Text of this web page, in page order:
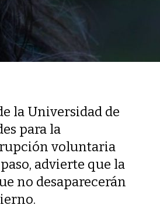
la Universidad de
para la
voluntaria
advierte que la
no desaparecerán